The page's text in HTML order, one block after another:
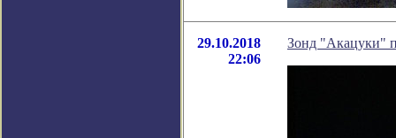
29.10.2018
22:06
Зонд "Акацуки"